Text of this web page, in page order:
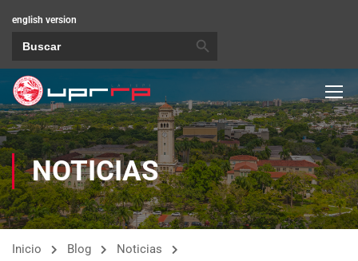
english version
NOTICIAS
Inicio Blog
Noticias